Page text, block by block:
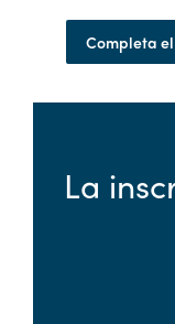
Completa
La